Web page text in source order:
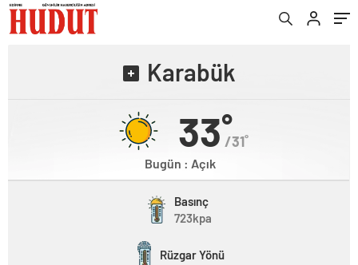
Karabük
33˚
/31˚
Bugün : Açık
Basınç
723kpa
Rüzgar Yönü